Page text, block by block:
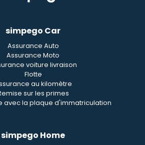
simpego Car
Assurance Auto
Assurance Moto
voiture livraison
Flotte
au kilomètre
sur les primes
avec la plaque d'immatriculation
simpego Home